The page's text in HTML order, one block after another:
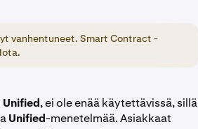
vanhentuneet. Smart Contract -
Unified, ei ole enää käytettävissä, sillä
Unified-menetelmää. Asiakkaat